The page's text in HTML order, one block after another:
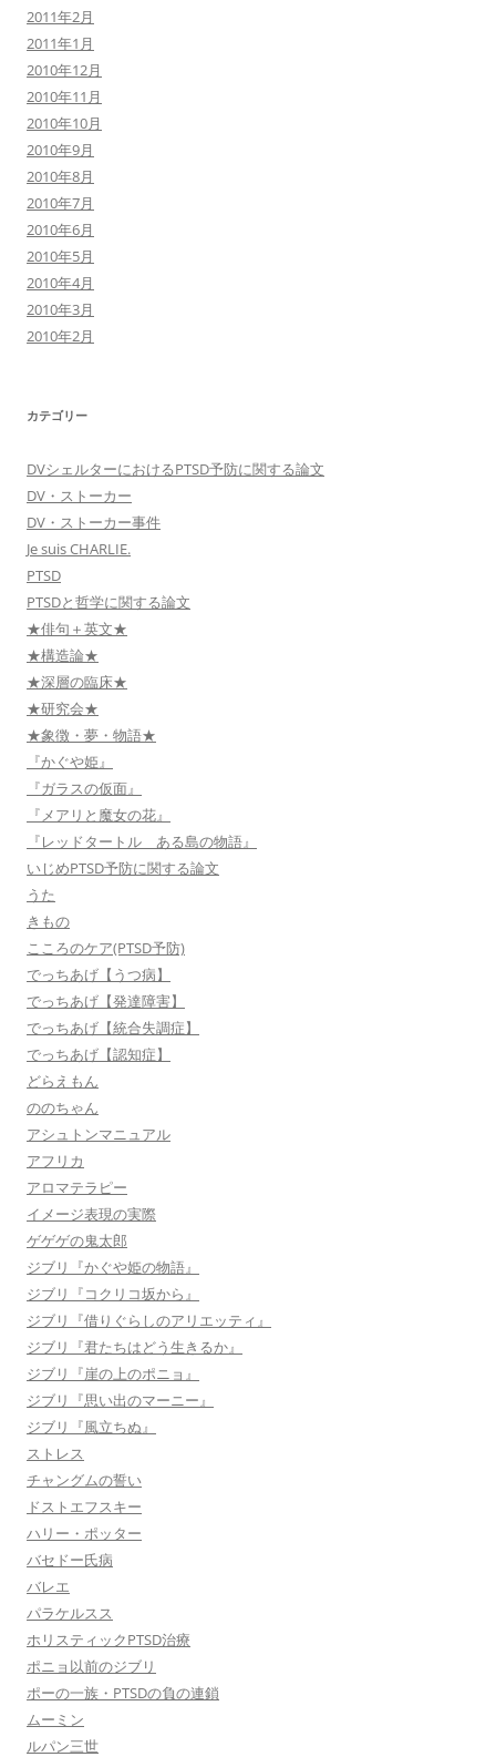
2011年2月
2011年1月
2010年12月
2010年11月
2010年10月
2010年9月
2010年8月
2010年7月
2010年6月
2010年5月
2010年4月
2010年3月
2010年2月
カテゴリー
DVシェルターにおけるPTSD予防に関する論文
DV・ストーカー
DV・ストーカー事件
Je suis CHARLIE.
PTSD
PTSDと哲学に関する論文
★俳句＋英文★
★構造論★
★深層の臨床★
★研究会★
★象徴・夢・物語★
『かぐや姫』
『ガラスの仮面』
『メアリと魔女の花』
『レッドタートル ある島の物語』
いじめPTSD予防に関する論文
うた
きもの
こころのケア(PTSD予防)
でっちあげ【うつ病】
でっちあげ【発達障害】
でっちあげ【統合失調症】
でっちあげ【認知症】
どらえもん
ののちゃん
アシュトンマニュアル
アフリカ
アロマテラピー
イメージ表現の実際
ゲゲゲの鬼太郎
ジブリ『かぐや姫の物語』
ジブリ『コクリコ坂から』
ジブリ『借りぐらしのアリエッティ』
ジブリ『君たちはどう生きるか』
ジブリ『崖の上のポニョ』
ジブリ『思い出のマーニー』
ジブリ『風立ちぬ』
ストレス
チャングムの誓い
ドストエフスキー
ハリー・ポッター
バセドー氏病
バレエ
パラケルスス
ホリスティックPTSD治療
ポニョ以前のジブリ
ポーの一族・PTSDの負の連鎖
ムーミン
ルパン三世